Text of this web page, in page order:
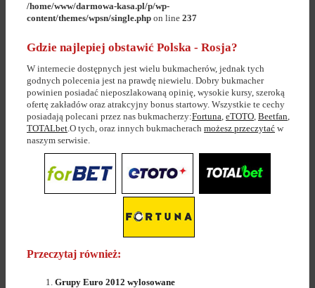
/home/www/darmowa-kasa.pl/p/wp-
content/themes/wpsn/single.php on line 237
Gdzie najlepiej obstawić Polska - Rosja?
W internecie dostępnych jest wielu bukmacherów, jednak tych
godnych polecenia jest na prawdę niewielu. Dobry bukmacher
powinien posiadać nieposzlakowaną opinię, wysokie kursy, szeroką
ofertę zakładów oraz atrakcyjny bonus startowy. Wszystkie te cechy
posiadają polecani przez nas bukmacherzy:Fortuna, eTOTO, Beetfan,
TOTALbet.O tych, oraz innych bukmacherach możesz przeczytać w
naszym serwisie.
Przeczytaj również:
Grupy Euro 2012 wylosowane